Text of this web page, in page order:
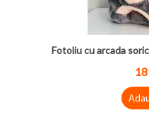
Fotoliu cu arcada